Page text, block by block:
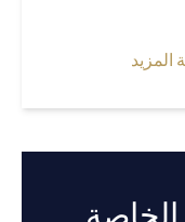
(opens in a new tab)